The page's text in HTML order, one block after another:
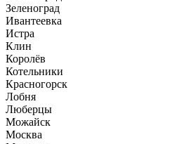
Зеленоград
Ивантеевка
Истра
Клин
Королёв
Котельники
Красногорск
Лобня
Люберцы
Можайск
Москва